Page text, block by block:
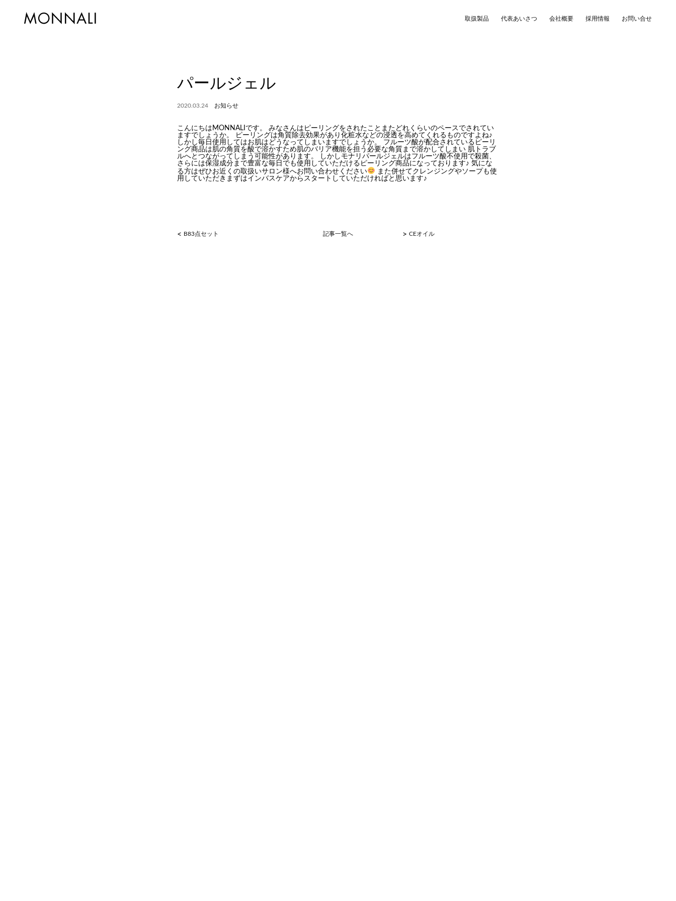
取扱製品 代表あいさつ 会社概要 採用情報 お問い合せ
パールジェル
2020.03.24 お知らせ
こんにちはMONNALIです。 みなさんはピーリングをされたことまたどれくらいのペースでされてい
ますでしょうか。 ピーリングは角質除去効果があり化粧水などの浸透を高めてくれるものですよね♪
しかし毎日使用してはお肌はどうなってしまいますでしょうか。 フルーツ酸が配合されているピーリ
ング商品は肌の角質を酸で溶かすため肌のバリア機能を担う必要な角質まで溶かしてしまい 肌トラブ
ルへとつながってしまう可能性があります。 しかしモナリパールジェルはフルーツ酸不使用で殺菌、
さらには保湿成分まで豊富な毎日でも使用していただけるピーリング商品になっております♪ 気にな
る方はぜひお近くの取扱いサロン様へお問い合わせください
また併せてクレンジングやソープも使
用していただきまずはインバスケアからスタートしていただければと思います♪
< B83点セット 記事一覧へ > CEオイル